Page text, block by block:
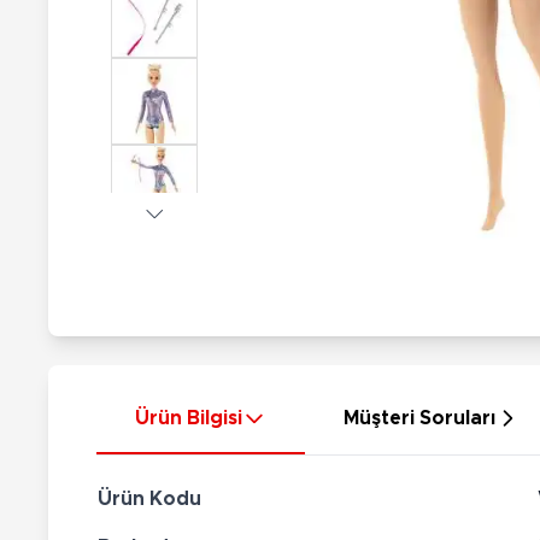
Hayvan Figürler
Çeşitli Figürler
Koleksiyon Figürler
Elektronik Ürünler
Ürün Bilgisi Müşteri Soruları
Ürün Kodu